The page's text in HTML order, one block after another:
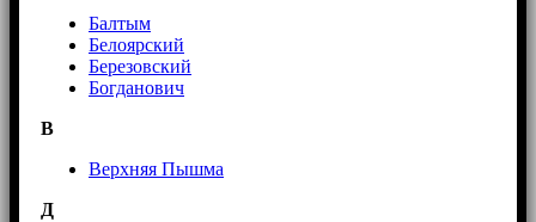
Балтым
Белоярский
Березовский
Богданович
В
Верхняя Пышма
Д